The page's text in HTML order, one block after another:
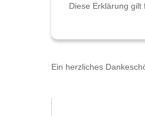
Diese Erklärung
Ein herzliches